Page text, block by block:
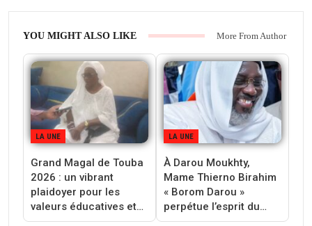
YOU MIGHT ALSO LIKE More From Author
LA UNE
Grand Magal de Touba
2026 : un vibrant
plaidoyer pour les
valeurs éducatives et…
LA UNE
À Darou Moukhty,
Mame Thierno Birahim
« Borom Darou »
perpétue l’esprit du…